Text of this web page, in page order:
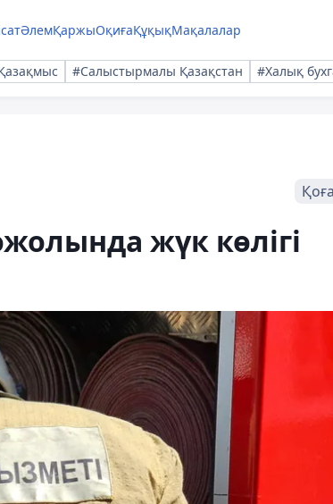
ӘлемҚаржыОқиғаҚұқықМақалалар
#Салыстырмалы Қазақстан #Халық
жүк көлігі